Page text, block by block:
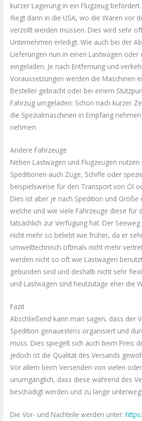
kurzer Lagerung in ein Flugzeug
fliegt dann in die USA, wo die Waren vor
verzollt werden müssen. Dies wird sehr
Unternehmen erledigt. Wie auch bei der
Lieferungen nun in einen Lastwagen oder
eingeladen. Je nach Entfernung und
Voraussetzungen werden die Maschinen
Besteller gebracht oder bei einem
Fahrzug umgeladen. Schon nach kurzer
die Spezialmaschinen in Empfang
nehmen.
Andere Fahrzeuge
Neben Lastwagen und Flugzeugen nutzen
Speditionen auch Züge, Schiffe oder
beispielsweise für den Transport von Öl
Dies ist aber je nach Spedition und Größe
welche und wie viele Fahrzeuge diese für
tatsächlich zur Verfügung hat. Der
nicht mehr so beliebt wie früher, da er
umwelttechnisch oftmals nicht mehr
werden nicht so oft wie Lastwägen
gebunden sind und deshalb nicht sehr
und Lastwägen sind heutzutage eher die
Fazit
Abschließend kann man sagen, dass der
Spedition genauestens organisiert und
muss. Dies spiegelt sich auch beim Preis
jedoch ist die Qualität des Versands
Vor allem beim Versenden von vielen
unumgänglich, dass diese während des
beschädigt werden und zu lange
Die Vor- und Nachteile werden unter: